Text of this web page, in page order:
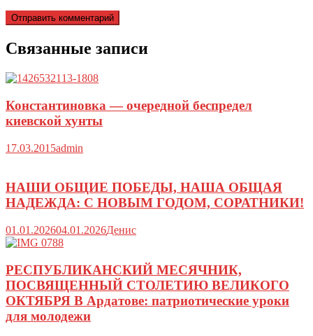
Связанные записи
Константиновка — очередной беспредел
киевской хунты
17.03.2015admin
НАШИ ОБЩИЕ ПОБЕДЫ, НАША ОБЩАЯ
НАДЕЖДА: С НОВЫМ ГОДОМ, СОРАТНИКИ!
01.01.202604.01.2026Денис
РЕСПУБЛИКАНСКИЙ МЕСЯЧНИК,
ПОСВЯЩЕННЫЙ СТОЛЕТИЮ ВЕЛИКОГО
ОКТЯБРЯ В Ардатове: патриотические уроки
для молодежи